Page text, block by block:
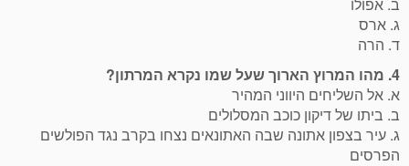
ג. ארס
ד. הרה
4. מהו המרוץ הארוך שעל שמו נקרא המרתון?
א. אל השליחים היווני המהיר
ב. ביתו של דיקון כוכב המסלולים
ג. עיר בצפון אתונה שבה האתונאים נצחו בקרב נגד הפולשים
הפרסים